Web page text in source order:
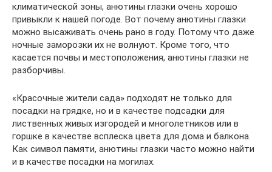
климатической зоны, анютины глазки очень хорошо
привыкли к нашей погоде. Вот почему анютины глазки
можно высаживать очень рано в году. Потому что даже
ночные заморозки их не волнуют. Кроме того, что
касается почвы и местоположения, анютины глазки не
разборчивы.
«Красочные жители сада» подходят не только для
посадки на грядке, но и в качестве подсадки для
лиственных живых изгородей и многолетников или в
горшке в качестве всплеска цвета для дома и балкона.
Как символ памяти, анютины глазки часто можно найти
и в качестве посадки на могилах.